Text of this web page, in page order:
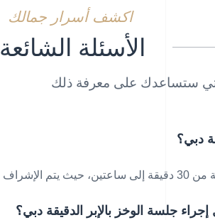
اكشف أسرار جمالك
الأسئلة الشائعة
ستساعدك على معرفة ذلك
دبي؟
داخل العيادة
جلسة الوخز بالإبر الدقيقة دبي؟